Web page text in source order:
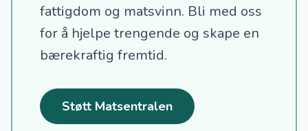
fattigdom og matsvinn. Bli med oss
for å hjelpe trengende og skape en
bærekraftig fremtid.
Støtt Matsentralen